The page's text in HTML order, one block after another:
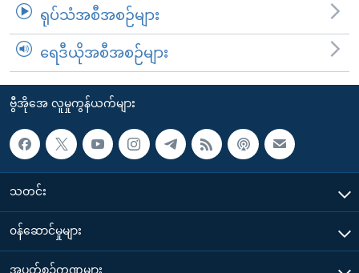
နေရာ
ကျော်
ရန်
ရုပ်သံအစီအစဉ်များ
ရေဒီယိုအစီအစဉ်များ
ဗွီအိုအေ လူမှုကွန်ယက်များ
သတင်း
၀န်ဆောင်မှုများ
အပတ်စဉ်ကဏ္ဍများ